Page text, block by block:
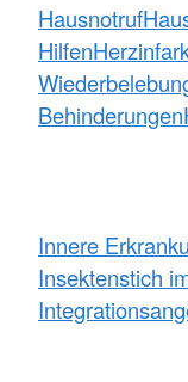
Hausnotruf
Hilfen
Behinderungen
Innere
Insektenstich